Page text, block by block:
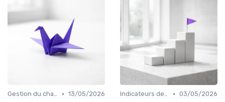
Gestion du changement • 13/05/2026
Indicateurs de performance • 03/05/2026